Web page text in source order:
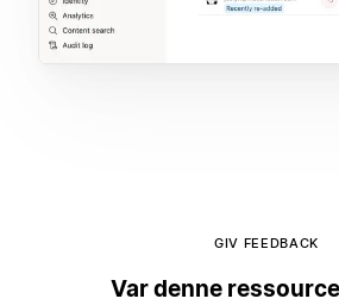
GIV FEEDBACK
Var denne